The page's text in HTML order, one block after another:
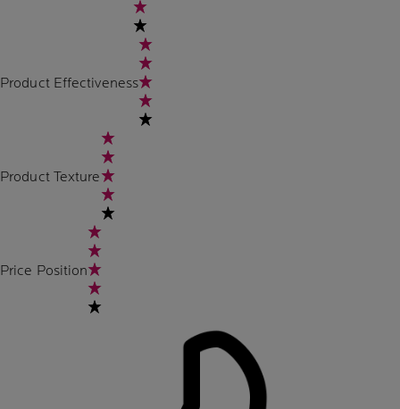
Product Effectiveness
Product Texture
Price Position